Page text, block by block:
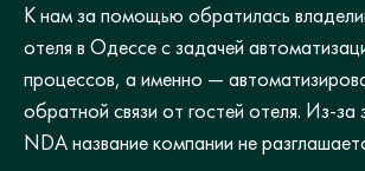
К нам за помощью обратилась
отеля в Одессе с задачей
процессов, а именно —
обратной связи от гостей отеля. Из-за
NDA название компании не